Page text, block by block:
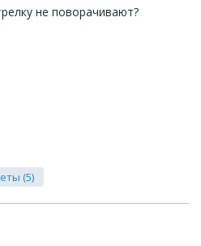
не поворачивают?
(5)